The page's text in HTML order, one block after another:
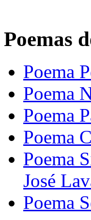
Poemas
Poema
Poema
Poema
Poema
Poema
José
Poema